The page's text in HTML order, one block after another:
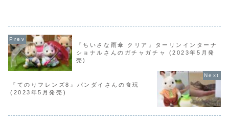
『ちいさな雨傘 クリア』ターリンインターナ
ショナルさんのガチャガチャ (2023年5月発
売)
『てのりフレンズ8』バンダイさんの食玩
(2023年5月発売)